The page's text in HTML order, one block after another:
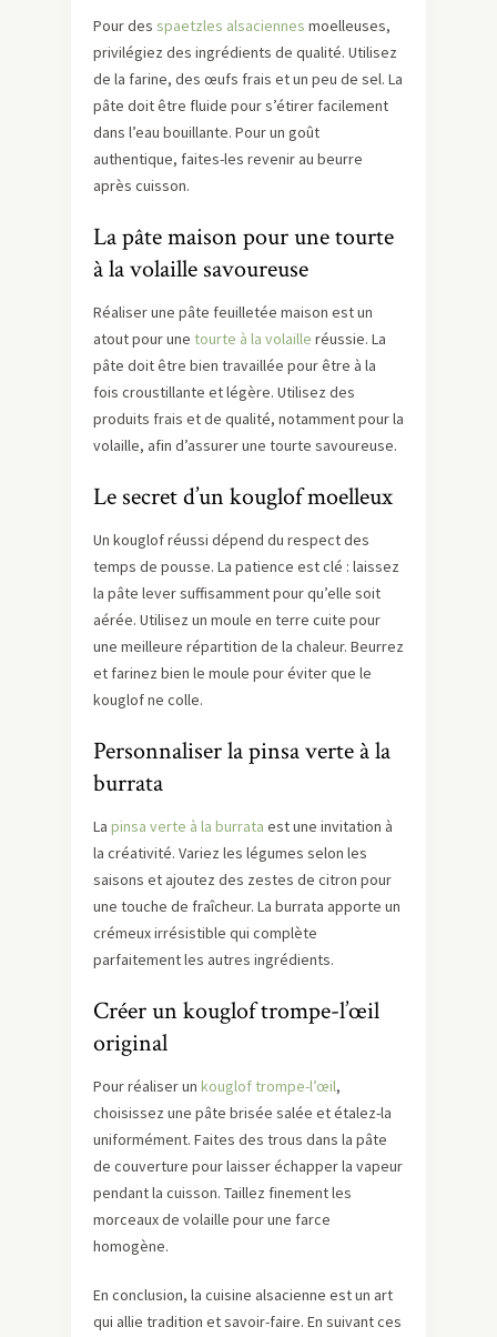
Pour des spaetzles alsaciennes moelleuses,
privilégiez des ingrédients de qualité. Utilisez
de la farine, des œufs frais et un peu de sel. La
pâte doit être fluide pour s’étirer facilement
dans l’eau bouillante. Pour un goût
authentique, faites-les revenir au beurre
après cuisson.
La pâte maison pour une tourte
à la volaille savoureuse
Réaliser une pâte feuilletée maison est un
atout pour une tourte à la volaille réussie. La
pâte doit être bien travaillée pour être à la
fois croustillante et légère. Utilisez des
produits frais et de qualité, notamment pour la
volaille, afin d’assurer une tourte savoureuse.
Le secret d’un kouglof moelleux
Un kouglof réussi dépend du respect des
temps de pousse. La patience est clé : laissez
la pâte lever suffisamment pour qu’elle soit
aérée. Utilisez un moule en terre cuite pour
une meilleure répartition de la chaleur. Beurrez
et farinez bien le moule pour éviter que le
kouglof ne colle.
Personnaliser la pinsa verte à la
burrata
La pinsa verte à la burrata est une invitation à
la créativité. Variez les légumes selon les
saisons et ajoutez des zestes de citron pour
une touche de fraîcheur. La burrata apporte un
crémeux irrésistible qui complète
parfaitement les autres ingrédients.
Créer un kouglof trompe-l’œil
original
Pour réaliser un kouglof trompe-l’œil,
choisissez une pâte brisée salée et étalez-la
uniformément. Faites des trous dans la pâte
de couverture pour laisser échapper la vapeur
pendant la cuisson. Taillez finement les
morceaux de volaille pour une farce
homogène.
En conclusion, la cuisine alsacienne est un art
qui allie tradition et savoir-faire. En suivant ces